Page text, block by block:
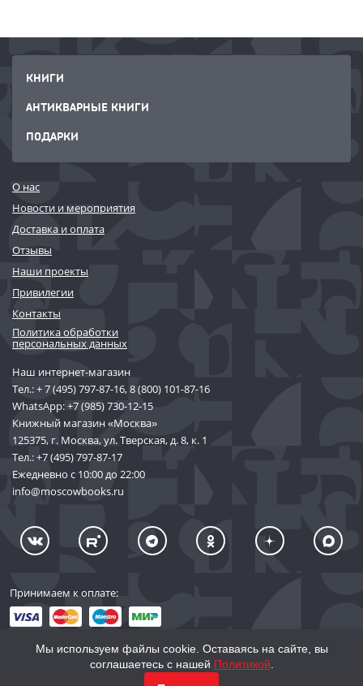
КНИГИ
АНТИКВАРНЫЕ КНИГИ
ПОДАРКИ
О нас
Новости и мероприятия
Доставка и оплата
Отзывы
Наши проекты
Привилегии
Контакты
Политика обработки
персональных данных
Наш интернет-магазин
Тел.:+ 7 (495) 797-87-16,8 (800) 101-87-16
WhatsApp:+7 (985) 730-12-15
Книжный магазин «Москва»
125375, г. Москва, ул. Тверская, д. 8, к. 1
Тел.:+7 (495) 797-87-17
Ежедневно с 10:00 до 22:00
info@moscowbooks.ru
Принимаем к оплате:
© 2002–2026 «Торговый Дом Книги «МОСКВА»
Мы используем файлы cookie. Оставаясь на сайте, вы
соглашаетесь с нашей Политикой